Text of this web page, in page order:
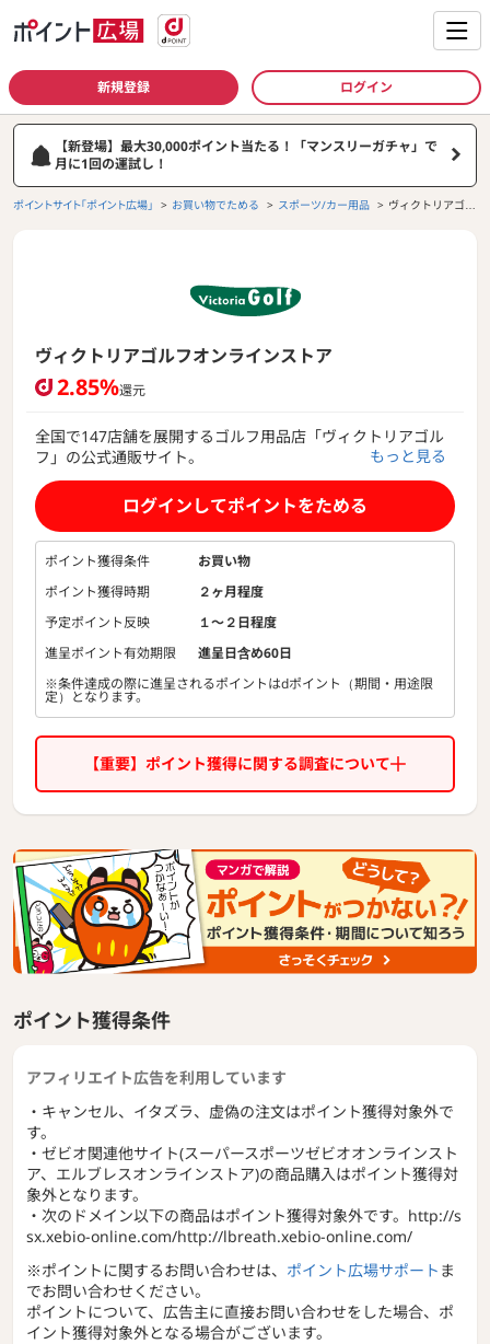
新規登録 ログイン
【新登場】最大30,000ポイント当たる！「マンスリーガチャ」で
月に1回の運試し！
ポイントサイト「ポイント広場」 お買い物でためる スポーツ/カー用品
ヴィクトリアゴル
ヴィクトリアゴルフオンラインストア
2.85%還元
全国で147店舗を展開するゴルフ用品店「ヴィクトリアゴル
フ」の公式通販サイト。
ゴルフ専門店としては国内最大級の品揃えと豊富な在庫によ
り、最新用品をはじめ国内外の大手スポーツメーカーとのコ
ラボレーション商品や希少価値の高い商品まで幅広いゴルフ
用品を取り揃えています。
もっと見る
ログインしてポイントをためる
ポイント獲得条件
お買い物
ポイント獲得時期
２ヶ月程度
予定ポイント反映
１〜２日程度
進呈ポイント有効期限
進呈日含め60日
※条件達成の際に進呈されるポイントはdポイント（期間・用途限
定）となります。
【重要】ポイント獲得に関する調査について
ポイント獲得条件
アフィリエイト広告を利用しています
・キャンセル、イタズラ、虚偽の注文はポイント獲得対象外で
す。
・ゼビオ関連他サイト(スーパースポーツゼビオオンラインスト
ア、エルブレスオンラインストア)の商品購入はポイント獲得対
象外となります。
・次のドメイン以下の商品はポイント獲得対象外です。http://s
sx.xebio-online.com/http://lbreath.xebio-online.com/
※ポイントに関するお問い合わせは、 ポイント広場サポート ま
でお問い合わせください。
ポイントについて、広告主に直接お問い合わせをした場合、ポ
イント獲得対象外となる場合がございます。